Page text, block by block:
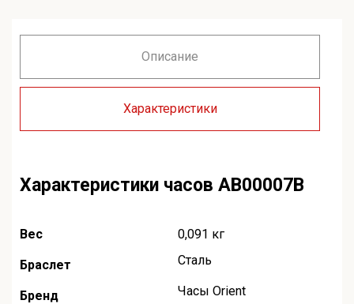
Описание
Характеристики
Характеристики часов AB00007B
Вес 0,091 кг
Браслет Сталь
Бренд Часы Orient